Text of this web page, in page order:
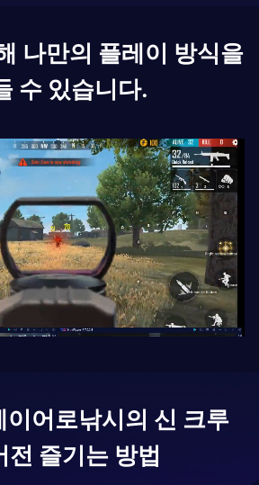
나만의 플레이 방식을
수 있습니다.
이어로낚시의 신 크루
전 즐기는 방법